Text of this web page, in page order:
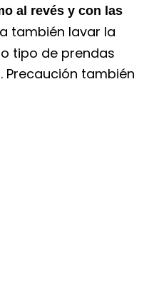
al revés y con las
también lavar la
tipo de prendas
también